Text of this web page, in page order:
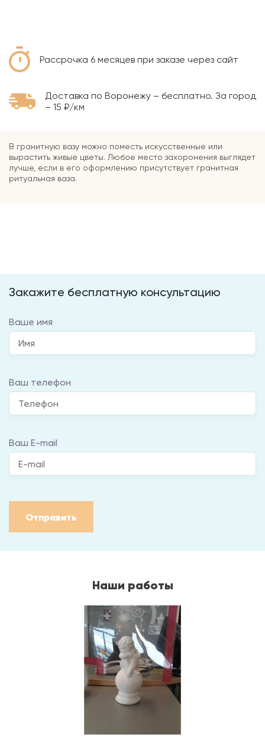
Рассрочка 6 месяцев при заказе через сайт
Доставка по Воронежу – бесплатно. За город
– 15 ₽/км
В гранитную вазу можно поместь искусственные или
вырастить живые цветы. Любое место захоронения выглядет
лучше, если в его оформлению присутствует гранитная
ритуальная ваза.
Закажите бесплатную консультацию
Ваше имя
Ваш телефон
Ваш E-mail
Отправить
Наши работы